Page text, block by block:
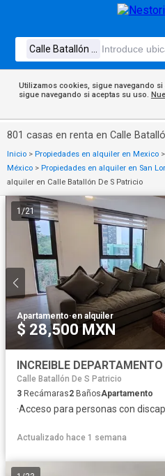
Utilizamos cookies, sigue navegando
sigue navegando si aceptas su uso.
801 casas en renta en Calle
Inicio > Propiedades en alquiler en Mexico >
México > Propiedades en alquiler en San
alquiler en Calle Batallón De S Patricio
1 /21
Apartamento·en alquiler
$ 28,500 MXN
INCREIBLE
Calle Batallón De S Patricio
3 Recámaras2 BañosApartamento
·Acceso para personas con
Actualizado hace 1 semana